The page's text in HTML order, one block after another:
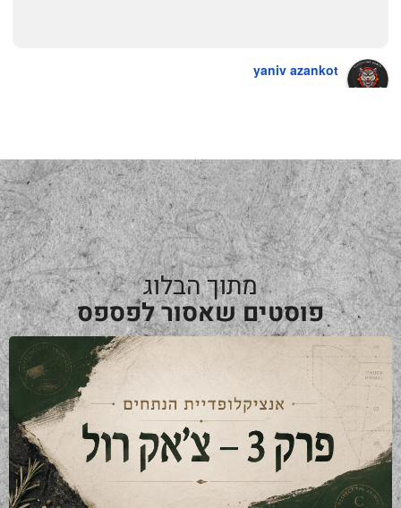
yaniv azankot
מתוך הבלוג
פוסטים שאסור לפספס